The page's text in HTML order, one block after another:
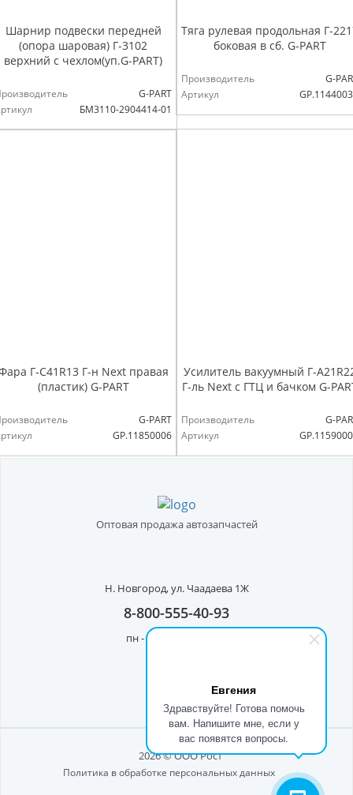
Евгения
Здравствуйте! Готова помочь
вам. Напишите мне, если у
вас появятся вопросы.
Шарнир подвески передней
(опора шаровая) Г-3102
верхний с чехлом(уп.G-PART)
G-PART
БМ3110-2904414-01
Тяга рулевая продольная Г-
боковая в сб. G-PART
Производитель
G-
Артикул
Г-С41R13 Г-н Next правая
(пластик) G-PART
G-PART
GP.11850006
Усилитель вакуумный Г-
Г-ль Next с ГТЦ и бачком G-
Производитель
G-
Артикул
Оптовая продажа автозапчастей
Н. Новгород,ул. Чаадаева 1Ж
8-800-555-40-93
пн - пт с 8:00 до 17:00
2026 © ООО Рост"
Политика в обработке персональных данных